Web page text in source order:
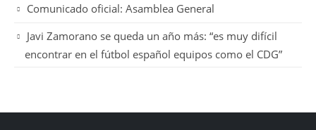
Comunicado oficial: Asamblea General
Javi Zamorano se queda un año más: “es muy difícil
encontrar en el fútbol español equipos como el CDG”